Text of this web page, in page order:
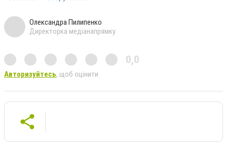
Олександра Пилипенко
Директорка медіанапрямку
0,0
Авторизуйтесь, щоб оцінити